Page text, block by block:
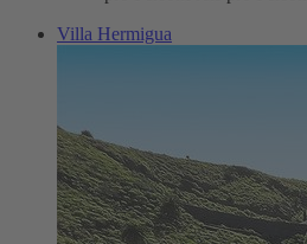
Villa Hermigua